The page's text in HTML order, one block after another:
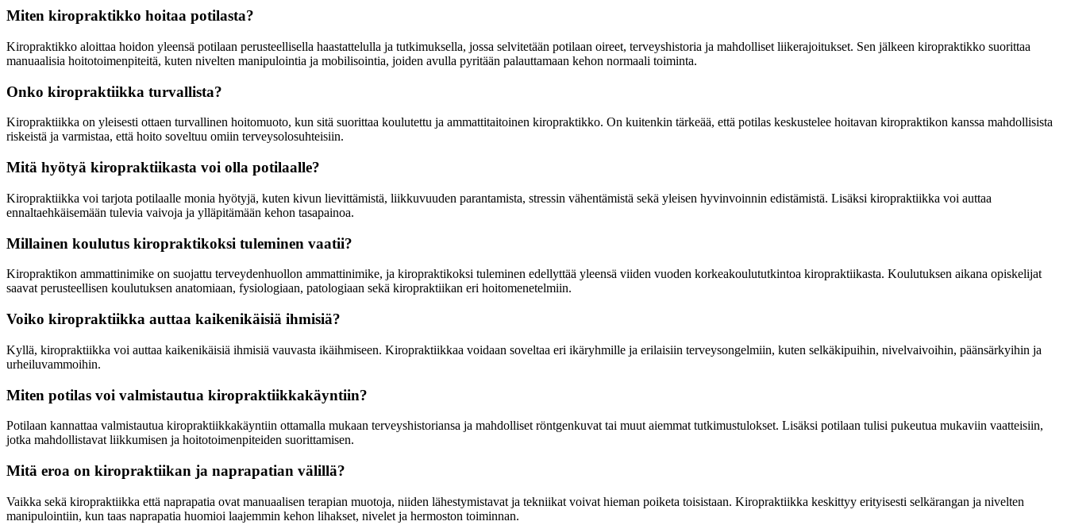
Miten kiropraktikko hoitaa potilasta?
Kiropraktikko aloittaa hoidon yleensä potilaan perusteellisella haastattelulla ja tutkimuksella, jossa selvitetään potilaan oireet, terveyshistoria ja mahdolliset liikerajoitukset. Sen jälkeen kiropraktikko suorittaa
manuaalisia hoitotoimenpiteitä, kuten nivelten manipulointia ja mobilisointia, joiden avulla pyritään palauttamaan kehon normaali toiminta.
Onko kiropraktiikka turvallista?
Kiropraktiikka on yleisesti ottaen turvallinen hoitomuoto, kun sitä suorittaa koulutettu ja ammattitaitoinen kiropraktikko. On kuitenkin tärkeää, että potilas keskustelee hoitavan kiropraktikon kanssa mahdollisista
riskeistä ja varmistaa, että hoito soveltuu omiin terveysolosuhteisiin.
Mitä hyötyä kiropraktiikasta voi olla potilaalle?
Kiropraktiikka voi tarjota potilaalle monia hyötyjä, kuten kivun lievittämistä, liikkuvuuden parantamista, stressin vähentämistä sekä yleisen hyvinvoinnin edistämistä. Lisäksi kiropraktiikka voi auttaa
ennaltaehkäisemään tulevia vaivoja ja ylläpitämään kehon tasapainoa.
Millainen koulutus kiropraktikoksi tuleminen vaatii?
Kiropraktikon ammattinimike on suojattu terveydenhuollon ammattinimike, ja kiropraktikoksi tuleminen edellyttää yleensä viiden vuoden korkeakoulututkintoa kiropraktiikasta. Koulutuksen aikana opiskelijat
saavat perusteellisen koulutuksen anatomiaan, fysiologiaan, patologiaan sekä kiropraktiikan eri hoitomenetelmiin.
Voiko kiropraktiikka auttaa kaikenikäisiä ihmisiä?
Kyllä, kiropraktiikka voi auttaa kaikenikäisiä ihmisiä vauvasta ikäihmiseen. Kiropraktiikkaa voidaan soveltaa eri ikäryhmille ja erilaisiin terveysongelmiin, kuten selkäkipuihin, nivelvaivoihin, päänsärkyihin ja
urheiluvammoihin.
Miten potilas voi valmistautua kiropraktiikkakäyntiin?
Potilaan kannattaa valmistautua kiropraktiikkakäyntiin ottamalla mukaan terveyshistoriansa ja mahdolliset röntgenkuvat tai muut aiemmat tutkimustulokset. Lisäksi potilaan tulisi pukeutua mukaviin vaatteisiin,
jotka mahdollistavat liikkumisen ja hoitotoimenpiteiden suorittamisen.
Mitä eroa on kiropraktiikan ja naprapatian välillä?
Vaikka sekä kiropraktiikka että naprapatia ovat manuaalisen terapian muotoja, niiden lähestymistavat ja tekniikat voivat hieman poiketa toisistaan. Kiropraktiikka keskittyy erityisesti selkärangan ja nivelten
manipulointiin, kun taas naprapatia huomioi laajemmin kehon lihakset, nivelet ja hermoston toiminnan.